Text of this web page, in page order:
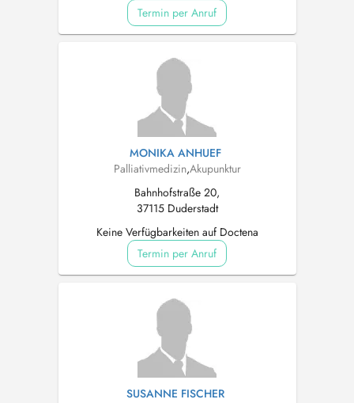
Termin per Anruf
MONIKA ANHUEF
Palliativmedizin,Akupunktur
Bahnhofstraße 20,
37115 Duderstadt
Keine Verfügbarkeiten auf Doctena
Termin per Anruf
SUSANNE FISCHER